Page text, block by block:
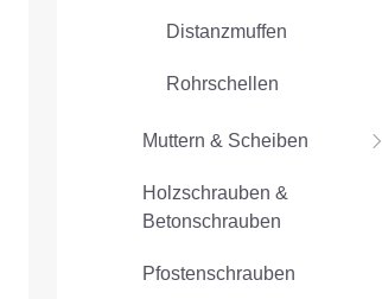
Distanzmuffen
Rohrschellen
Muttern & Scheiben
Holzschrauben &
Betonschrauben
Pfostenschrauben